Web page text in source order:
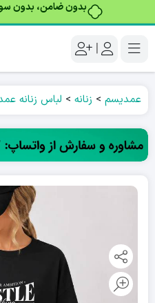
بدون ضامن، بدون
|
عمدیسم > زنانه > لباس زنانه